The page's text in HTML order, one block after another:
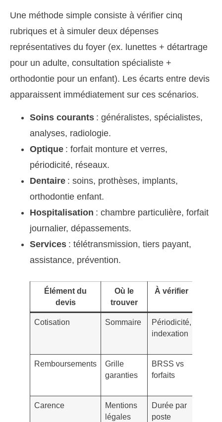
Une méthode simple consiste à vérifier cinq
rubriques et à simuler deux dépenses
représentatives du foyer (ex. lunettes + détartrage
pour un adulte, consultation spécialiste +
orthodontie pour un enfant). Les écarts entre devis
apparaissent immédiatement sur ces scénarios.
Soins courants : généralistes, spécialistes,
analyses, radiologie.
Optique : forfait monture et verres,
périodicité, réseaux.
Dentaire : soins, prothèses, implants,
orthodontie enfant.
Hospitalisation : chambre particulière, forfait
journalier, dépassements.
Services : télétransmission, tiers payant,
assistance, prévention.
Élément du
devis
Où le
trouver
À vérifier
Cotisation Sommaire
Périodicité,
indexation
Remboursements
Grille
garanties
BRSS vs
forfaits
Carence
Mentions
légales
Durée par
poste